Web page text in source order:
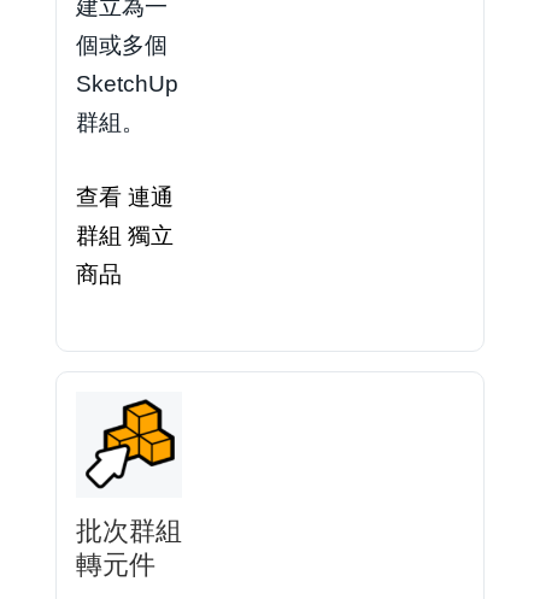
建立為一
個或多個
SketchUp
群組。
查看 連通
群組 獨立
商品
批次群組
轉元件